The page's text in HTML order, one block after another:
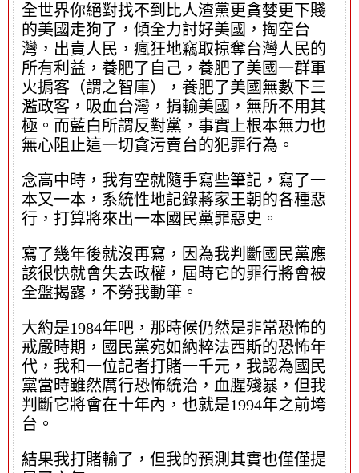
全世界你絕對找不到比人渣黨更貪婪更下賤
的美國走狗了，傾全力討好美國，掏空台
灣，出賣人民，瘋狂地竊取掠奪台灣人民的
所有利益，養肥了自己，養肥了美國一群軍
火掮客（謂之智庫），養肥了美國無數下三
濫政客，吸血台灣，捐輸美國，無所不用其
極。而藍白所謂反對黨，事實上根本無力也
無心阻止這一切貪污賣台的犯罪行為。
念高中時，我有空就隨手寫些筆記，寫了一
本又一本，系統性地記錄蔣家王朝的各種惡
行，打算將來出一本國民黨罪惡史。
寫了幾年後就沒再寫，因為我判斷國民黨應
該很快就會失去政權，屆時它的罪行將會被
全盤揭露，不勞我動筆。
大約是1984年吧，那時候仍然是非常恐怖的
戒嚴時期，國民黨宛如納粹法西斯的恐怖年
代，我和一位記者打賭一千元，我認為國民
黨當時雖然厲行恐怖統治，血腥殘暴，但我
判斷它將會在十年內，也就是1994年之前垮
台。
結果我打賭輸了，但我的預測其實也僅僅提